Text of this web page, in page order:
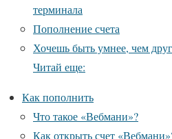
терминала
Пополнение счета
Хочешь быть умнее, чем
Читай еще:
Как пополнить
Что такое «Вебмани»?
Как открыть счет